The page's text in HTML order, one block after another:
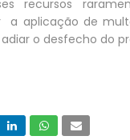
recursos
a aplicação de
o desfecho do